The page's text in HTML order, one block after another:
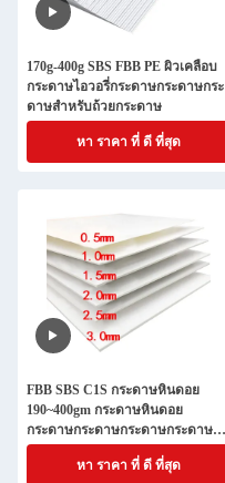
170g-400g SBS FBB PE ผิวเคลือบ
กระดาษไอวอรี่กระดาษกระดาษกระ
ดาษสําหรับถ้วยกระดาษ
หา ราคา ที่ ดี ที่สุด
FBB SBS C1S กระดาษหินดอย
190~400gm กระดาษหินดอย
กระดาษกระดาษกระดาษกระดาษ
กระดาษ
หา ราคา ที่ ดี ที่สุด